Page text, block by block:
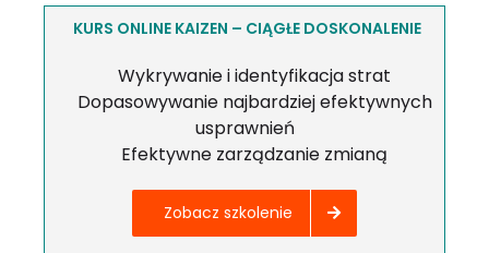
KURS ONLINE KAIZEN – CIĄGŁE DOSKONALENIE
Wykrywanie i identyfikacja strat
Dopasowywanie najbardziej efektywnych
usprawnień
Efektywne zarządzanie zmianą
Zobacz szkolenie